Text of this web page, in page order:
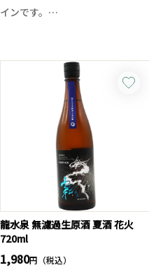
インです。
が調和した、ふくよかな味わいが
特徴です。肉を使用した料理の
他、酸味と柔らかなボディ感があ
るので、ロールキャベツや豚キム
チなども相性の良い懐の深さを感
じさせる赤ワインです。
龍水泉 無濾過生原酒 夏酒 花火
720ml
1,980円（税込）